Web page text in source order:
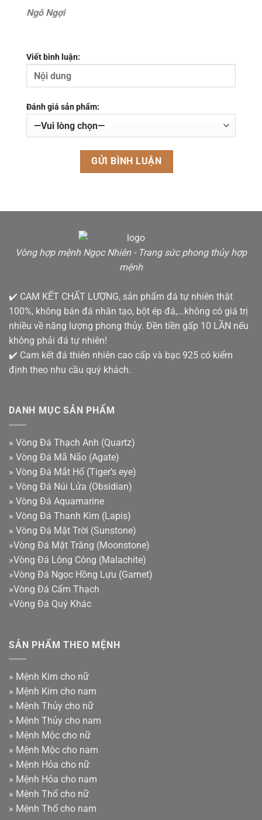
Ngô Ngợi
Viết bình luận:
Đánh giá sản phẩm:
Vòng hợp mệnh Ngọc Nhiên - Trang sức phong thủy hợp
mệnh
✔️ CAM KẾT CHẤT LƯỢNG, sản phẩm đá tự nhiên thật
100%, không bán đá nhân tạo, bột ép đá,...không có giá trị
nhiều về năng lượng phong thủy. Đền tiền gấp 10 LẦN nếu
không phải đá tự nhiên!
✔️ Cam kết đá thiên nhiên cao cấp và bạc 925 có kiểm
định theo nhu cầu quý khách.
DANH MỤC SẢN PHẨM
» Vòng Đá Thạch Anh (Quartz)
» Vòng Đá Mã Não (Agate)
» Vòng Đá Mắt Hổ (Tiger’s eye)
» Vòng Đá Núi Lửa (Obsidian)
» Vòng Đá Aquamarine
» Vòng Đá Thanh Kim (Lapis)
» Vòng Đá Mặt Trời (Sunstone)
»Vòng Đá Mặt Trăng (Moonstone)
»Vòng Đá Lông Công (Malachite)
»Vòng Đá Ngọc Hồng Lựu (Garnet)
»Vòng Đá Cẩm Thạch
»Vòng Đá Quý Khác
SẢN PHẨM THEO MỆNH
» Mệnh Kim cho nữ
» Mệnh Kim cho nam
» Mệnh Thủy cho nữ
» Mệnh Thủy cho nam
» Mệnh Mộc cho nữ
» Mệnh Mộc cho nam
» Mệnh Hỏa cho nữ
» Mệnh Hỏa cho nam
» Mệnh Thổ cho nữ
» Mệnh Thổ cho nam